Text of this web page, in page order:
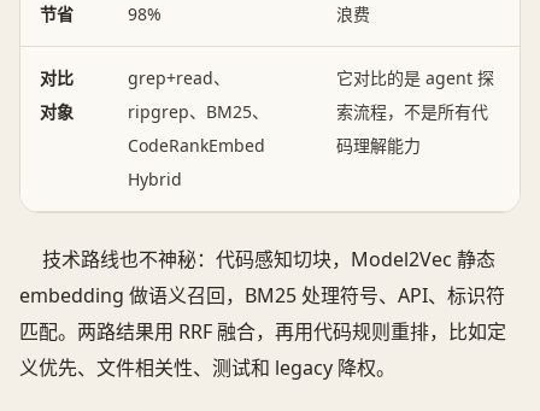
节省
98%
浪费
对比
对象
grep+read、
ripgrep、BM25、
CodeRankEmbed
Hybrid
它对比的是 agent 探
索流程，不是所有代
码理解能力
技术路线也不神秘：代码感知切块，Model2Vec 静态
embedding 做语义召回，BM25 处理符号、API、标识符
匹配。两路结果用 RRF 融合，再用代码规则重排，比如定
义优先、文件相关性、测试和 legacy 降权。